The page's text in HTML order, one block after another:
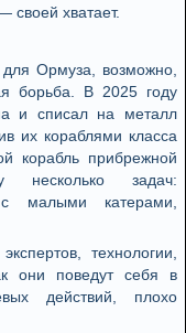
своей хватает.
Ормуза, возможно,
борьба. В 2025 году
и списал на металл
их кораблями класса
корабль прибрежной
несколько задач:
малыми катерами,
технологии,
они поведут себя в
действий, плохо